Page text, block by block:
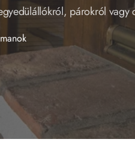
párokról vagy